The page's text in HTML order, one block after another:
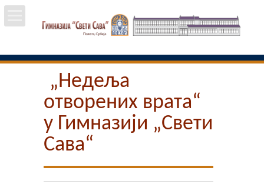
Почетна
„Недеља
отворених врата“
у Гимназији „Свети
Сава“